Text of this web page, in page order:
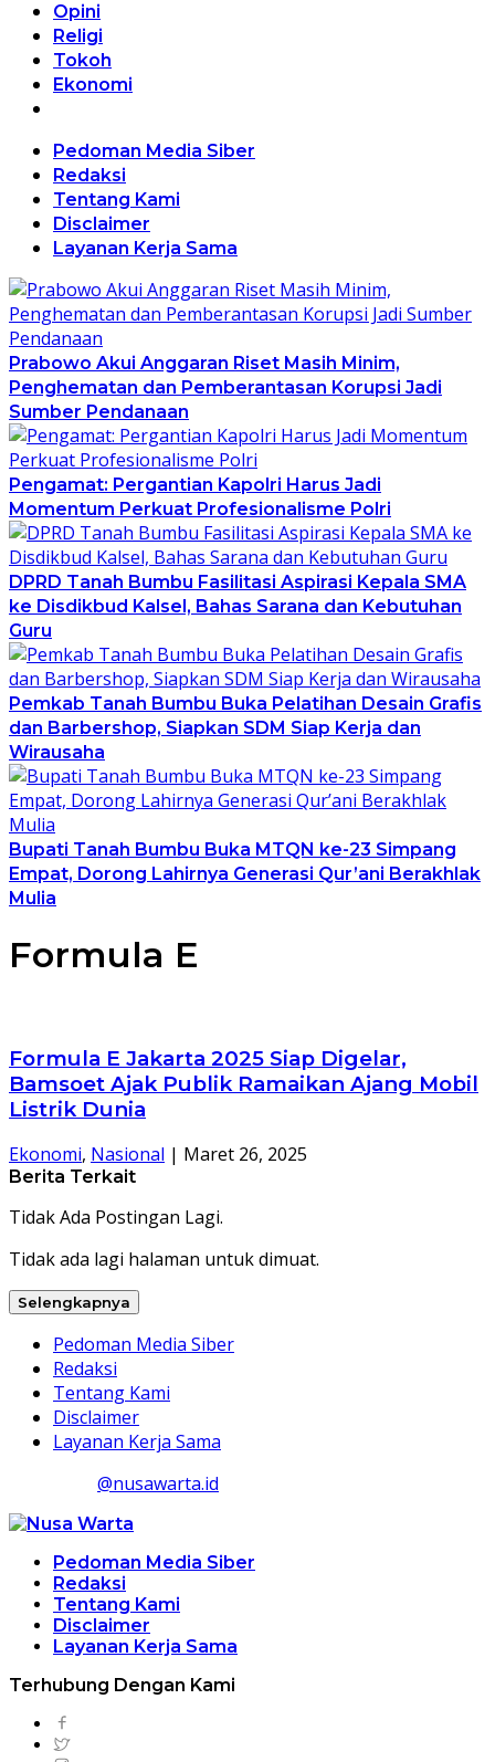
Opini
Religi
Tokoh
Ekonomi
Pedoman Media Siber
Redaksi
Tentang Kami
Disclaimer
Layanan Kerja Sama
Prabowo Akui Anggaran Riset Masih Minim,
Penghematan dan Pemberantasan Korupsi Jadi
Sumber Pendanaan
Pengamat: Pergantian Kapolri Harus Jadi
Momentum Perkuat Profesionalisme Polri
DPRD Tanah Bumbu Fasilitasi Aspirasi Kepala SMA
ke Disdikbud Kalsel, Bahas Sarana dan Kebutuhan
Guru
Pemkab Tanah Bumbu Buka Pelatihan Desain Grafis
dan Barbershop, Siapkan SDM Siap Kerja dan
Wirausaha
Bupati Tanah Bumbu Buka MTQN ke-23 Simpang
Empat, Dorong Lahirnya Generasi Qur’ani Berakhlak
Mulia
Formula E
Formula E Jakarta 2025 Siap Digelar,
Bamsoet Ajak Publik Ramaikan Ajang Mobil
Listrik Dunia
Ekonomi, Nasional | Maret 26, 2025
Berita Terkait
Tidak Ada Postingan Lagi.
Tidak ada lagi halaman untuk dimuat.
Selengkapnya
Pedoman Media Siber
Redaksi
Tentang Kami
Disclaimer
Layanan Kerja Sama
@nusawarta.id
Pedoman Media Siber
Redaksi
Tentang Kami
Disclaimer
Layanan Kerja Sama
Terhubung Dengan Kami